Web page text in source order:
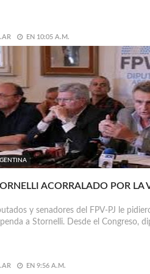
EN 10:05 A.M.
ACORRALADO POR LA
y senadores del FPV-PJ le
a Stornelli. Desde el Congreso,
EN 9:56 A.M.